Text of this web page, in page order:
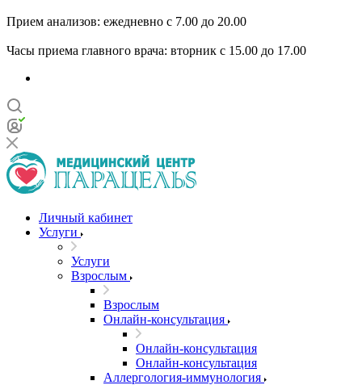
Прием анализов: ежедневно с 7.00 до 20.00
Часы приема главного врача: вторник с 15.00 до 17.00
Личный кабинет
Услуги
Услуги
Взрослым
Взрослым
Онлайн-консультация
Онлайн-консультация
Онлайн-консультация
Аллергология-иммунология